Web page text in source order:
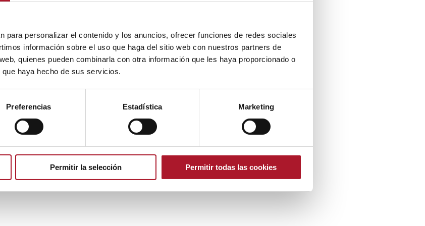
para personalizar el contenido y los anuncios, ofrecer funciones de redes sociales
información sobre el uso que haga del sitio web con nuestros partners de
quienes pueden combinarla con otra información que les haya proporcionado o
haya hecho de sus servicios.
Preferencias Estadística Marketing
Permitir la selección Permitir todas las cookies